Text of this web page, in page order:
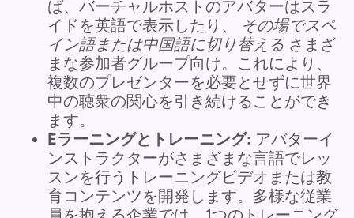
ば、バーチャルホストのアバターはスラ
イドを英語で表示したり、
その場でスペ
イン語または中国語に切り替える さまざ
まな参加者グループ向け。これにより、
複数のプレゼンターを必要とせずに世界
中の聴衆の関心を引き続けることができ
ます。
Eラーニングとトレーニング: アバターイ
ンストラクターがさまざまな言語でレッ
スンを行うトレーニングビデオまたは教
育コンテンツを開発します。多様な従業